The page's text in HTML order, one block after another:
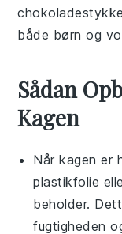
både børn og
Sådan
Kagen
Nårkagen er
plastikfolie
beholder.
fugtigheden